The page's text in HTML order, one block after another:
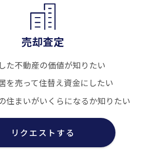
売却査定
た不動産の価値が知りたい
を売って住替え資金にしたい
住まいがいくらになるか知りたい
リクエストする